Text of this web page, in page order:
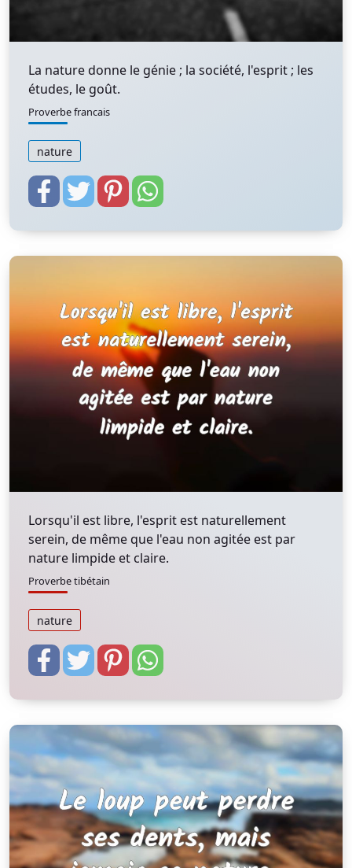
La nature donne le génie ; la société, l'esprit ; les
études, le goût.
Proverbe francais
nature
Lorsqu'il est libre, l'esprit est naturellement
serein, de même que l'eau non agitée est par
nature limpide et claire.
Proverbe tibétain
nature